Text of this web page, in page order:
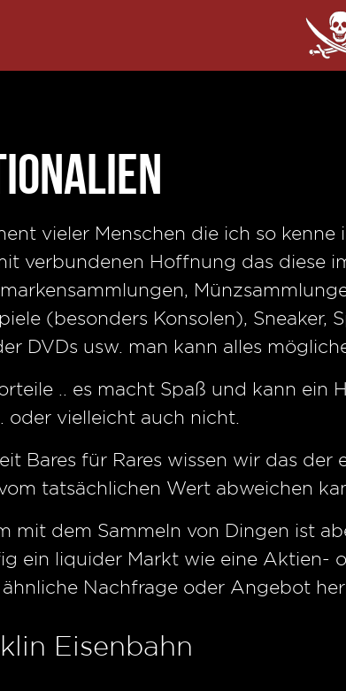
vieler Menschen die ich so
verbundenen Hoffnung das diese
(besonders Konsolen), Sneaker,
DVDs usw. man kann alles
.. es macht Spaß und kann ein
oder vielleicht auch nicht.
Bares für Rares wissen wir das
tatsächlichen Wert abweichen
mit dem Sammeln von Dingen ist
ein liquider Markt wie eine Aktien-
Nachfrage oder Angebot
Eisenbahn